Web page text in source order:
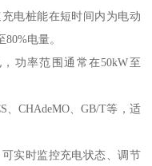
电桩能在短时间内为电动
电量。
功率范围通常在50kW至
、CHAdeMO、GB/T等，适
实时监控充电状态、调节